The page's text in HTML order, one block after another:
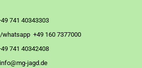
741 40343303
whatsapp +49 160 7377000
741 40342408
jagd.de